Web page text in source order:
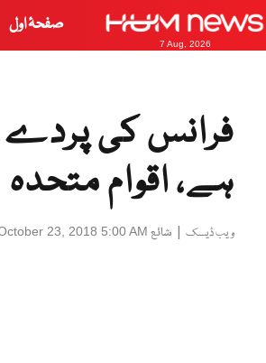
7 Aug, 2026
صفحۂ اول
فرانس کی پردے
ہے، اقوام متحدہ
ویب ڈیسک | شائع 23, 2018 5:00 AM